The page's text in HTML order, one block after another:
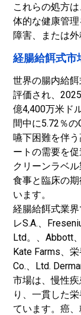
これらの処方
体的な健康管
障害、または外
経腸給餌式市
世界の腸内給
評価され、
億4,400万米ド
間中に5.72％の
嚥下困難を伴
ートの需要を
クリーンラベ
食事と臨床の
います。
経腸給餌式業
レS.A.、
Ltd。、Abbott
Kate Farms、
Co.、Ltd.
市場は、慢性
り、一貫した
ています。癌